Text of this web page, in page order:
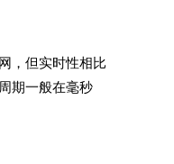
，但实时性相比
期一般在毫秒